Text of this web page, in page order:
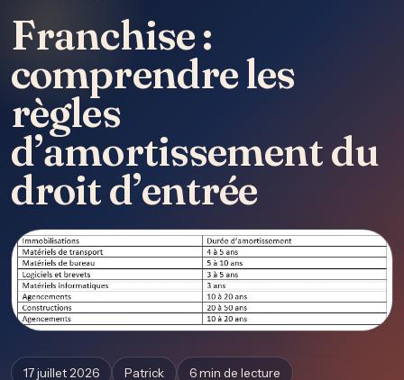
Franchise :
comprendre les
règles
d’amortissement du
droit d’entrée
17 juillet 2026 Patrick 6 min de lecture